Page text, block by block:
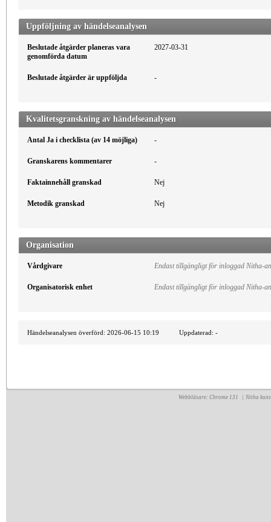
Uppföljning av händelseanalysen
Beslutade åtgärder planeras vara
genomförda datum
2027-03-31
Beslutade åtgärder är uppföljda -
Kvalitetsgranskning av händelseanalysen
Antal Ja i checklista (av 14 möjliga) -
Granskarens kommentarer -
Faktainnehåll granskad Nej
Metodik granskad Nej
Organisation
Vårdgivare Endast tillgängligt för inloggad Nitha-
Organisatorisk enhet Endast tillgängligt för inloggad Nitha-
Händelseanalysen överförd: 2026-06-15 10:19 Uppdaterad: -
Webbläsare: Chrome 131 | Nitha